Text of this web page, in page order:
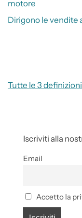
motore
Dirigono le vendite
Tutte le 3
Iscriviti alla
Email
Accetto la